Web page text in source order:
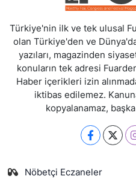
Türkiye'nin ilk ve tek ulusal
olan Türkiye'den ve
yazıları, magazinden
konuların tek adresi
Haber içerikleri izin
iktibas edilemez.
kopyalanamaz,
Nöbetçi Eczaneler